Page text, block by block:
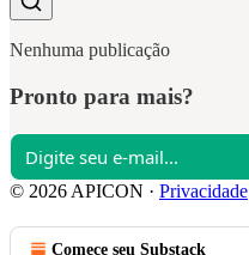
Nenhuma publicação
Pronto para mais?
© 2026 APICON · Privacidade
Comece seu Substack